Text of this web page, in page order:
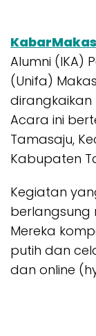
Alumni (IKA)
(Unifa)
dirangkaikan
Acara ini
Tamasaju,
Kabupaten
Kegiatan
berlangsung
Mereka
putih dan
dan online